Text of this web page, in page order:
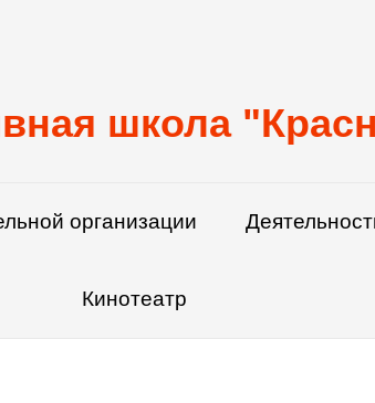
школа
организации
Кинотеатр